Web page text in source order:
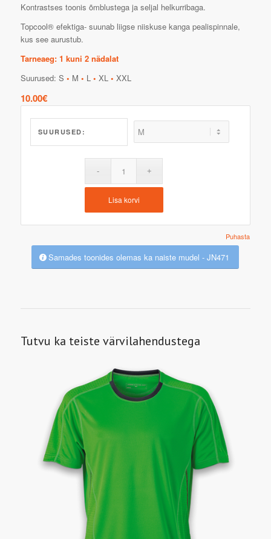
Kontrastses toonis õmblustega ja seljal helkurribaga.
Topcool® efektiga- suunab liigse niiskuse kanga pealispinnale,
kus see aurustub.
Tarneaeg: 1 kuni 2 nädalat
Suurused: S • M • L • XL • XXL
10.00€
SUURUSED:
Puhasta
Lisa korvi
Samades toonides olemas ka naiste mudel - JN471
Tutvu ka teiste värvilahendustega